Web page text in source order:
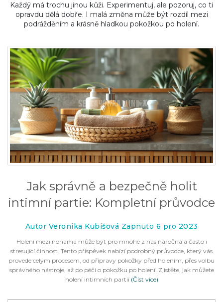
Každý má trochu jinou kůži. Experimentuj, ale pozoruj, co ti
opravdu dělá dobře. I malá změna může být rozdíl mezi
podrážděním a krásně hladkou pokožkou po holení.
Jak správně a bezpečně holit
intimní partie: Kompletní průvodce
Autor Veronika Kubišová Zapnuto 6 pro 2023
Holení mezi nohama může být pro mnohé z nás náročná a často i
stresující činnost. Tento příspěvek nabízí podrobný průvodce, který vás
provede celým procesem, od přípravy pokožky před holením, přes volbu
správného nástroje, až po péči o pokožku po holení. Zjistěte, jak můžete
holení intimních partií (Číst více)